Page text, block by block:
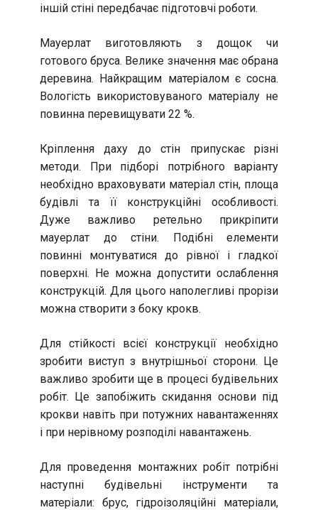
іншій стіні передбачає підготовчі роботи.
Мауерлат виготовляють з дощок чи
готового бруса. Велике значення має обрана
деревина. Найкращим матеріалом є сосна.
Вологість використовуваного матеріалу не
повинна перевищувати 22 %.
Кріплення даху до стін припускає різні
методи. При підборі потрібного варіанту
необхідно враховувати матеріал стін, площа
будівлі та її конструкційні особливості.
Дуже важливо ретельно прикріпити
мауерлат до стіни. Подібні елементи
повинні монтуватися до рівної і гладкої
поверхні. Не можна допустити ослаблення
конструкцій. Для цього наполегливі прорізи
можна створити з боку крокв.
Для стійкості всієї конструкції необхідно
зробити виступ з внутрішньої сторони. Це
важливо зробити ще в процесі будівельних
робіт. Це запобіжить скидання основи під
крокви навіть при потужних навантаженнях
і при нерівному розподілі навантажень.
Для проведення монтажних робіт потрібні
наступні будівельні інструменти та
матеріали: брус, гідроізоляційні матеріали,